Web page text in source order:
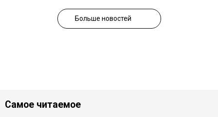
Больше новостей
Самое читаемое